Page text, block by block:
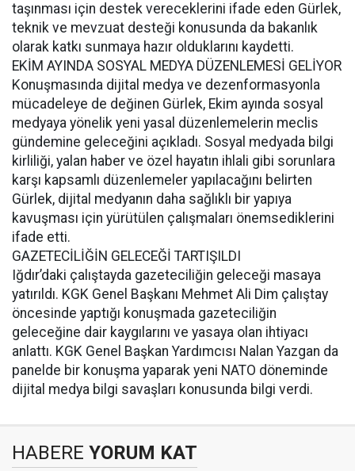
taşınması için destek vereceklerini ifade eden Gürlek,
teknik ve mevzuat desteği konusunda da bakanlık
olarak katkı sunmaya hazır olduklarını kaydetti.
EKİM AYINDA SOSYAL MEDYA DÜZENLEMESİ GELİYOR
Konuşmasında dijital medya ve dezenformasyonla
mücadeleye de değinen Gürlek, Ekim ayında sosyal
medyaya yönelik yeni yasal düzenlemelerin meclis
gündemine geleceğini açıkladı. Sosyal medyada bilgi
kirliliği, yalan haber ve özel hayatın ihlali gibi sorunlara
karşı kapsamlı düzenlemeler yapılacağını belirten
Gürlek, dijital medyanın daha sağlıklı bir yapıya
kavuşması için yürütülen çalışmaları önemsediklerini
ifade etti.
GAZETECİLİĞİN GELECEĞİ TARTIŞILDI
Iğdır’daki çalıştayda gazeteciliğin geleceği masaya
yatırıldı. KGK Genel Başkanı Mehmet Ali Dim çalıştay
öncesinde yaptığı konuşmada gazeteciliğin
geleceğine dair kaygılarını ve yasaya olan ihtiyacı
anlattı. KGK Genel Başkan Yardımcısı Nalan Yazgan da
panelde bir konuşma yaparak yeni NATO döneminde
dijital medya bilgi savaşları konusunda bilgi verdi.
HABERE YORUM KAT